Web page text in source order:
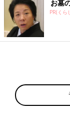
お墓
PR(くら